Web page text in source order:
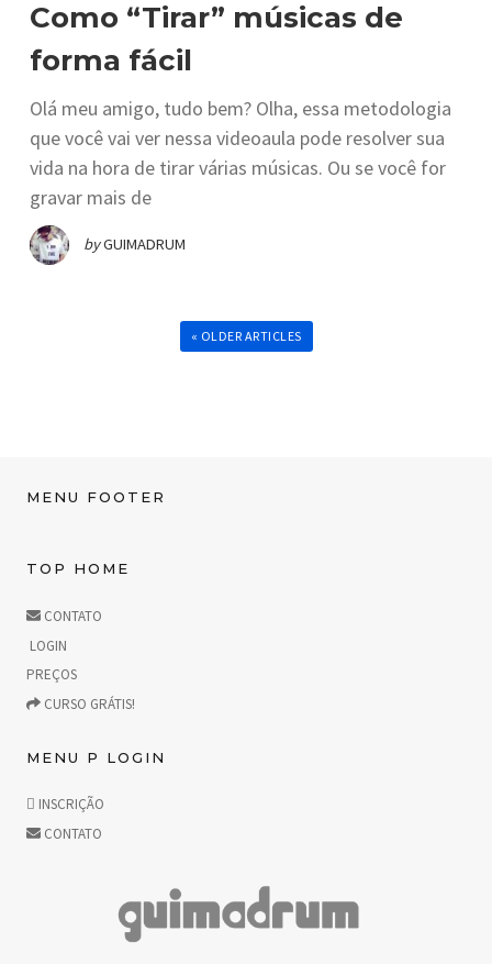
Como “Tirar” músicas de
forma fácil
Olá meu amigo, tudo bem? Olha, essa metodologia
que você vai ver nessa videoaula pode resolver sua
vida na hora de tirar várias músicas. Ou se você for
gravar mais de
byGUIMADRUM
« OLDER ARTICLES
MENU FOOTER
TOP HOME
CONTATO
LOGIN
PREÇOS
CURSO GRÁTIS!
MENU P LOGIN
INSCRIÇÃO
CONTATO